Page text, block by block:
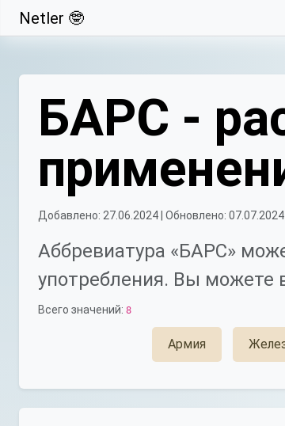
Свернуть
Netler 🤓
БАРС -
Добавлено: 27.06.2024 | Обновлено: 07.07.2024
Аббревиатура «БАРС»
употребления. Вы можете
Всего значений: 8
Армия